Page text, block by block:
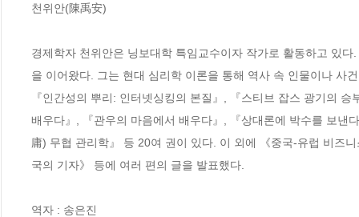
천위안(陳禹安)
경제학자 천위안은 닝보대학 특임교수이자 작가로 활동하고 있
을 이어왔다. 그는 현대 심리학 이론을 통해 역사 속 인물이나 사
『인간성의 뿌리: 인터넷싱킹의 본질』, 『스티브 잡스 광기의
배우다』, 『관우의 마음에서 배우다』, 『상대론에 박수를 보
庸) 무협 관리학』 등 20여 권이 있다. 이 외에 《중국-유럽 비즈
국의 기자》 등에 여러 편의 글을 발표했다.
역자 : 송은진